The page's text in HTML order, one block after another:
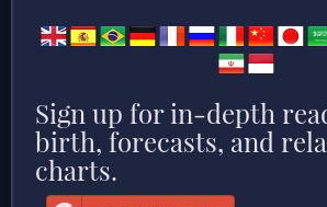
Sign up for in-depth
birth, forecasts, and
charts.